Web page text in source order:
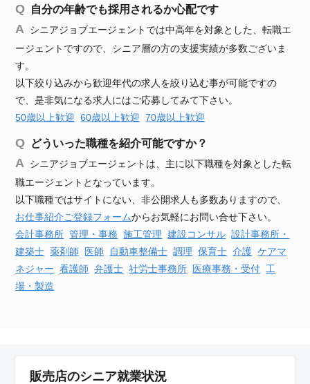
自分の年齢でも採用されるか心配です
シニアジョブエージェントでは中高年を対象とした、転職エ
ージェントですので、シニア層の方の支援実績が多数ございま
す。
以下絞り込みから歓迎年代の求人を絞り込む事が可能ですの
で、是非気になる求人にはご応募してみて下さい。
50歳以上歓迎 60歳以上歓迎 70歳以上歓迎
どういった職種を紹介可能ですか？
シニアジョブエージェントは、主に以下職種を対象とした転
職エージェントとなっています。
以下職種ではサイトにない、非公開求人も多数ありますので、
お仕事紹介ご登録フォームからお気軽にお問い合せ下さい。
会計事務所 管理・事務 施工管理 建設コンサル 設計事務所・
建築士 薬剤師 医師 自動車整備士 調理 保育士 介護 ケアマ
ネジャー 看護師 弁護士 社労士事務所 医療事務・受付 工
場・製造
販売店のシニア就業状況